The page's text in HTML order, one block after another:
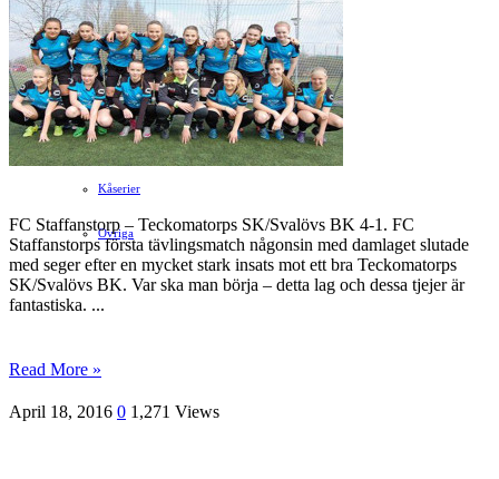
Jenny A – Kvitter
Yrsa – Hand med Hund
Hvilan – Trädgårdstips
MALIN B – TRENDSPANING
Kåserier
Ovriga
FAMILJEBILD »
LÄMNA EN GRATTISHÄLSNING
Spegeln Info
FC Staffanstorp – Teckomatorps SK/Svalövs BK 4-1. FC
Staffanstorps första tävlingsmatch någonsin med damlaget slutade
med seger efter en mycket stark insats mot ett bra Teckomatorps
SK/Svalövs BK. Var ska man börja – detta lag och dessa tjejer är
fantastiska. ...
Read More »
April 18, 2016 0 1,271 Views